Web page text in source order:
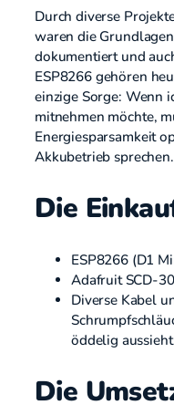
Durch diverse
waren die
dokumentiert und
ESP8266 gehören
einzige Sorge: Wenn
mitnehmen möchte,
Energiesparsamkeit
Akkubetrieb sprechen.
Die
ESP8266 (D1
Adafruit SCD-30
Diverse Kabel
öddelig
Die